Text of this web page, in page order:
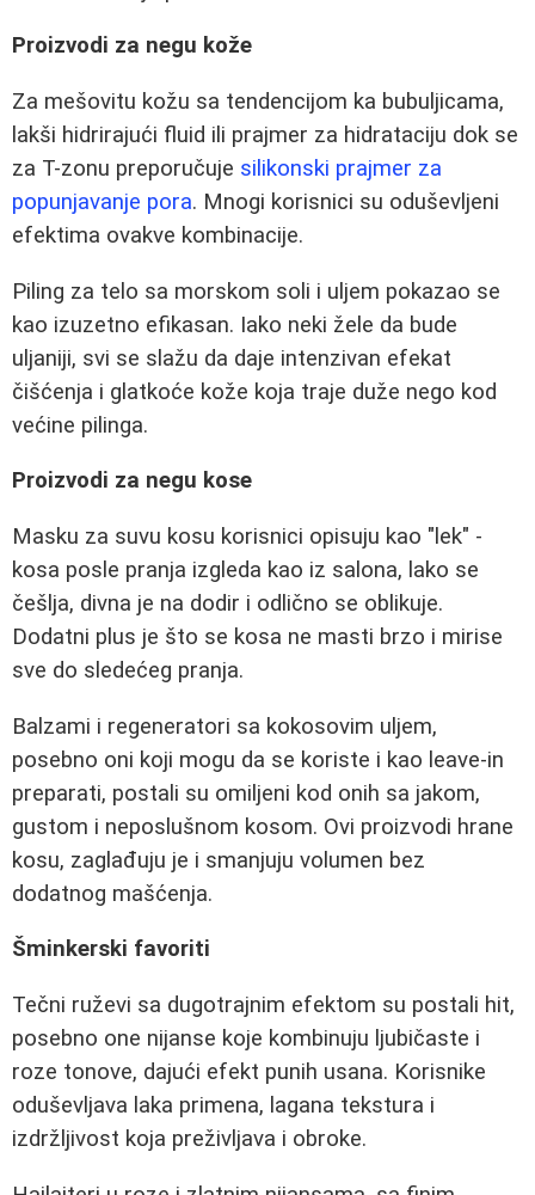
Proizvodi za negu kože
Za mešovitu kožu sa tendencijom ka bubuljicama,
lakši hidrirajući fluid ili prajmer za hidrataciju dok se
za T-zonu preporučuje silikonski prajmer za
popunjavanje pora. Mnogi korisnici su oduševljeni
efektima ovakve kombinacije.
Piling za telo sa morskom soli i uljem pokazao se
kao izuzetno efikasan. Iako neki žele da bude
uljaniji, svi se slažu da daje intenzivan efekat
čišćenja i glatkoće kože koja traje duže nego kod
većine pilinga.
Proizvodi za negu kose
Masku za suvu kosu korisnici opisuju kao "lek" -
kosa posle pranja izgleda kao iz salona, lako se
češlja, divna je na dodir i odlično se oblikuje.
Dodatni plus je što se kosa ne masti brzo i mirise
sve do sledećeg pranja.
Balzami i regeneratori sa kokosovim uljem,
posebno oni koji mogu da se koriste i kao leave-in
preparati, postali su omiljeni kod onih sa jakom,
gustom i neposlušnom kosom. Ovi proizvodi hrane
kosu, zaglađuju je i smanjuju volumen bez
dodatnog mašćenja.
Šminkerski favoriti
Tečni ruževi sa dugotrajnim efektom su postali hit,
posebno one nijanse koje kombinuju ljubičaste i
roze tonove, dajući efekt punih usana. Korisnike
oduševljava laka primena, lagana tekstura i
izdržljivost koja preživljava i obroke.